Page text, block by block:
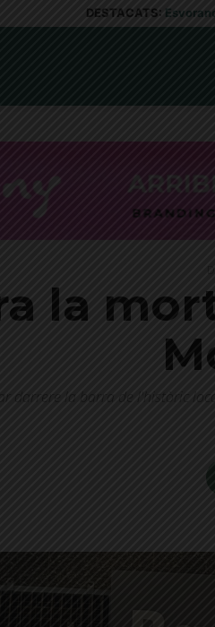
DESTACATS:
la
darrere la barra de l'històric